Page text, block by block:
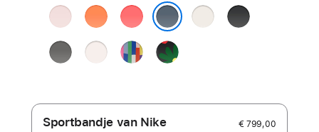
ZachtrozeMandarijnGuaveroze SterrenlichtZwart
RotsgrijsRosé Pride Edition
Black
Unity -
Sportbandje van Nike € 799,00